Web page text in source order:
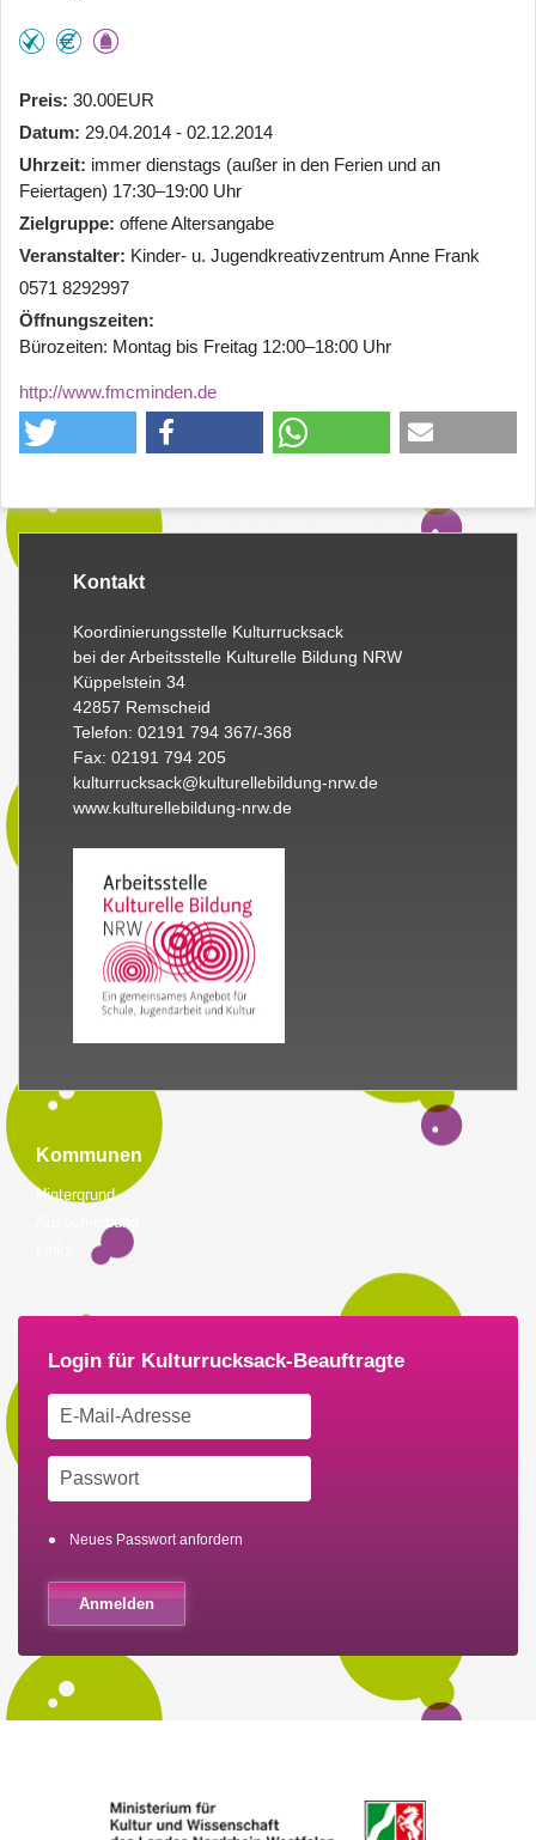
Preis 30.00EUR
Datum 29.04.2014 - 02.12.2014
Uhrzeit immer dienstags (außer in den Ferien und an
Feiertagen) 17:30–19:00 Uhr
Zielgruppe offene Altersangabe
Veranstalter Kinder- u. Jugendkreativzentrum Anne Frank
0571 8292997
Öffnungszeiten
Bürozeiten: Montag bis Freitag 12:00–18:00 Uhr
http://www.fmcminden.de
Kontakt
Koordinierungsstelle Kulturrucksack
bei der Arbeitsstelle Kulturelle Bildung NRW
Küppelstein 34
42857 Remscheid
Telefon: 02191 794 367/-368
Fax: 02191 794 205
kulturrucksack@kulturellebildung-nrw.de
www.kulturellebildung-nrw.de
Kommunen
Hintergrund
Ausschreibung
Neues Passwort anfordern